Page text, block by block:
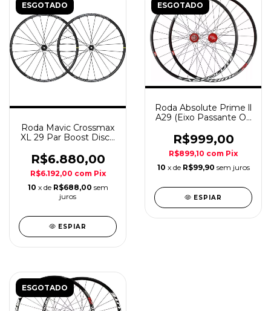
ESGOTADO
Roda Mavic Crossmax
XL 29 Par Boost Disco
R$6.880,00
R$6.192,00 com Pix
10 x de R$688,00 sem
juros
ESPIAR
ESGOTADO
Roda Absolute Prime ll
A29 (Eixo Passante Ou
R$999,00
R$899,10 com Pix
10 x de R$99,90 sem juros
ESPIAR
ESGOTADO